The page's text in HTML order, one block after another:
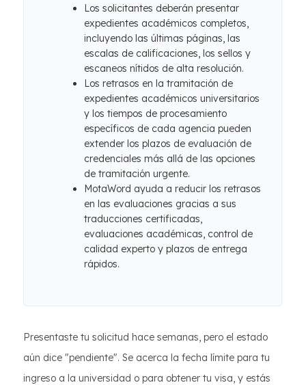
Los solicitantes deberán presentar
expedientes académicos completos,
incluyendo las últimas páginas, las
escalas de calificaciones, los sellos y
escaneos nítidos de alta resolución.
Los retrasos en la tramitación de
expedientes académicos universitarios
y los tiempos de procesamiento
específicos de cada agencia pueden
extender los plazos de evaluación de
credenciales más allá de las opciones
de tramitación urgente.
MotaWord ayuda a reducir los retrasos
en las evaluaciones gracias a sus
traducciones certificadas,
evaluaciones académicas, control de
calidad experto y plazos de entrega
rápidos.
Presentaste tu solicitud hace semanas, pero el estado
aún dice "pendiente". Se acerca la fecha límite para tu
ingreso a la universidad o para obtener tu visa, y estás